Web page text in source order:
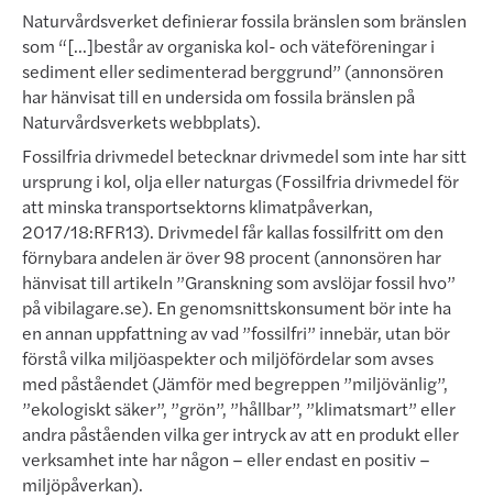
Naturvårdsverket definierar fossila bränslen som bränslen
som “[...]består av organiska kol- och väteföreningar i
sediment eller sedimenterad berggrund” (annonsören
har hänvisat till en undersida om fossila bränslen på
Naturvårdsverkets webbplats).
Fossilfria drivmedel betecknar drivmedel som inte har sitt
ursprung i kol, olja eller naturgas (Fossilfria drivmedel för
att minska transportsektorns klimatpåverkan,
2017/18:RFR13). Drivmedel får kallas fossilfritt om den
förny­bara andelen är över 98 procent (annonsören har
hänvisat till artikeln ”Granskning som avslöjar fossil hvo”
på vibilagare.se). En genomsnittskonsument bör inte ha
en annan uppfattning av vad ”fossilfri” innebär, utan bör
förstå vilka miljö­aspekter och miljöfördelar som avses
med påståendet (Jämför med begreppen ”miljövänlig”,
”eko­logiskt säker”, ”grön”, ”hållbar”, ”klimatsmart” eller
andra påståenden vilka ger intryck av att en produkt eller
verksamhet inte har någon – eller endast en positiv –
miljöpåverkan).